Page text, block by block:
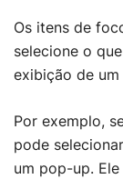
Os itens de
selecione o
exibição de
Por exemplo,
pode
um pop-up.